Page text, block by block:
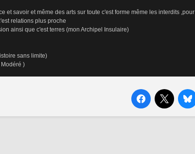
et savoir et même des arts sur toute c'est forme même les interdits ,pour
relations plus proche
ainsi que c'est terres (mon Archipel Insulaire)
sans limite)
)